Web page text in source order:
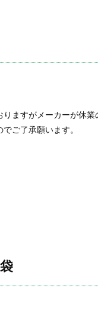
ますがメーカーが休
ご了承願います。